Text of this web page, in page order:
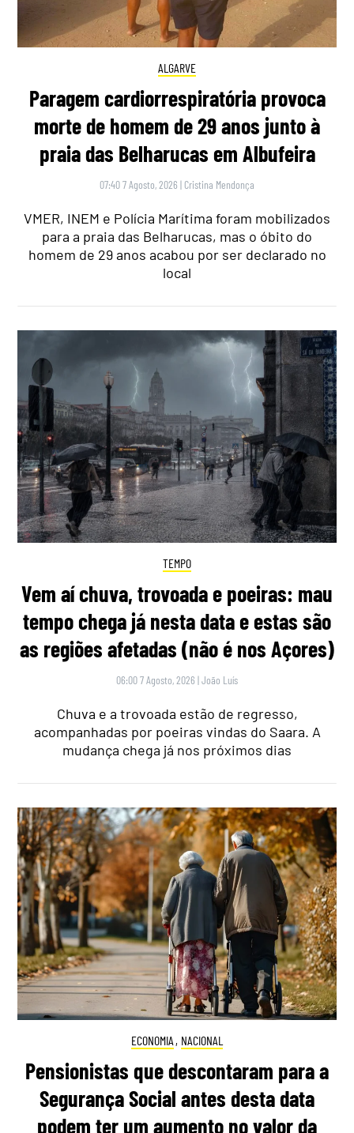
ALGARVE
Paragem cardiorrespiratória provoca
morte de homem de 29 anos junto à
praia das Belharucas em Albufeira
07:40 7 Agosto, 2026 | Cristina Mendonça
VMER, INEM e Polícia Marítima foram mobilizados
para a praia das Belharucas, mas o óbito do
homem de 29 anos acabou por ser declarado no
local
TEMPO
Vem aí chuva, trovoada e poeiras: mau
tempo chega já nesta data e estas são
as regiões afetadas (não é nos Açores)
06:00 7 Agosto, 2026 |João Luís
Chuva e a trovoada estão de regresso,
acompanhadas por poeiras vindas do Saara. A
mudança chega já nos próximos dias
ECONOMIA , NACIONAL
Pensionistas que descontaram para a
Segurança Social antes desta data
podem ter um aumento no valor da